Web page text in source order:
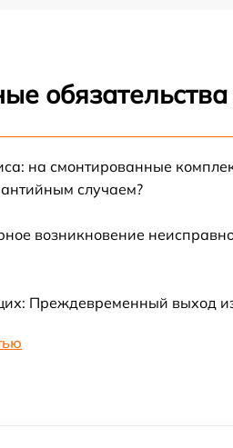
платы проектора Xiaomi
проектора Xiaomi
цветофильтров проектора
проектора Xiaomi
проектора Xiaomi
на смонтированные
случаем?
возникновение
Преждевременный выход